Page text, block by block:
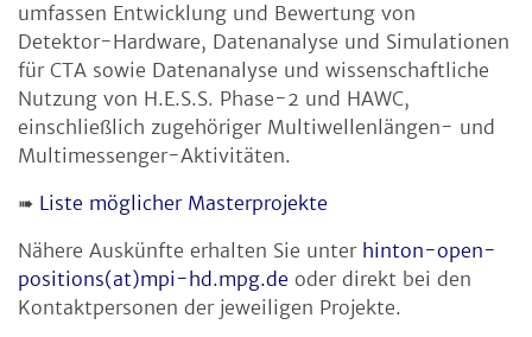
umfassen Entwicklung und Bewertung von
Detektor-Hardware, Datenanalyse und Simulationen
für CTA sowie Datenanalyse und wissenschaftliche
Nutzung von H.E.S.S. Phase-2 und HAWC,
einschließlich zugehöriger Multiwellenlängen- und
Multimessenger-Aktivitäten.
➠ Liste möglicher Masterprojekte
Nähere Auskünfte erhalten Sie unter hinton-open-
positions(at)mpi-hd.mpg.de oder direkt bei den
Kontaktpersonen der jeweiligen Projekte.